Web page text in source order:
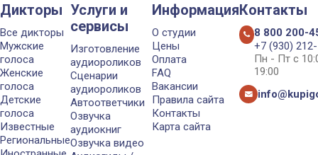
Дикторы
Все дикторы
Мужские
голоса
Женские
голоса
Детские
голоса
Известные
Региональные
Услуги и
сервисы
Изготовление
аудиороликов
Сценарии
аудиороликов
Автоответчики
Озвучка
аудиокниг
Озвучка видео
Информация
О студии
Цены
Оплата
FAQ
Вакансии
Правила сайта
Контакты
Карта сайта
Контакты
8 800 200-
+7 (930)
Пн - Пт с
19:00